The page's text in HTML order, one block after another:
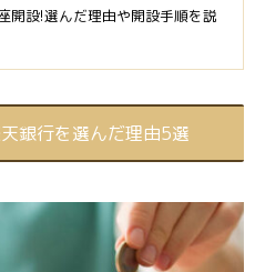
開設!選んだ理由や開設手順を説
銀行を選んだ理由5選